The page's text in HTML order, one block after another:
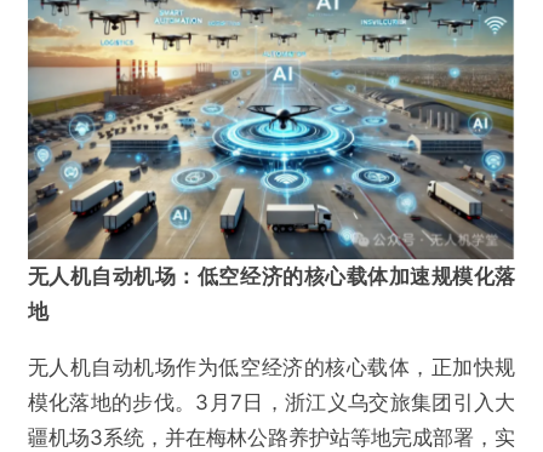
无人机自动机场：低空经济的核心载体加速规模化落
地
无人机自动机场作为低空经济的核心载体，正加快规
模化落地的步伐。3月7日，浙江义乌交旅集团引入大
疆机场3系统，并在梅林公路养护站等地完成部署，实